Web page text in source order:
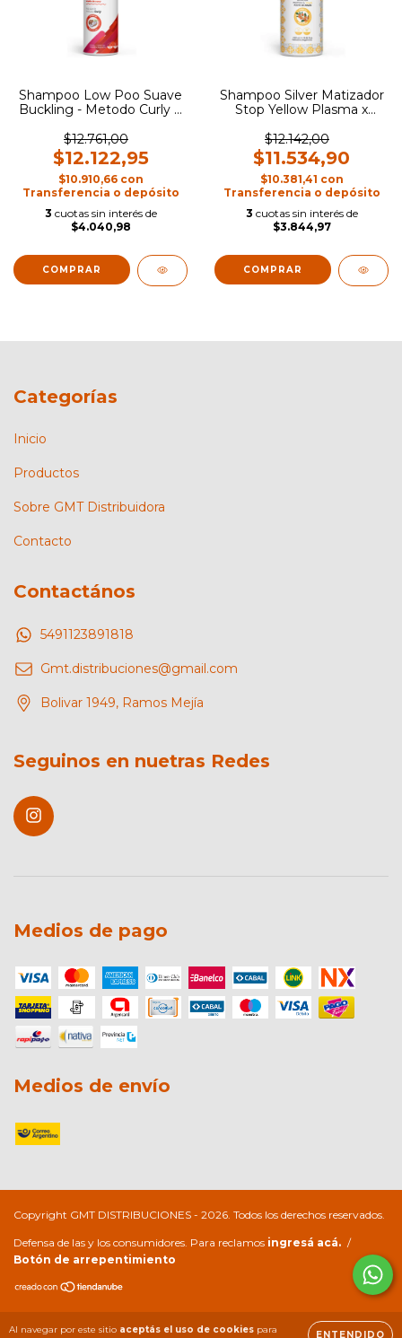
Al navegar por este sitio aceptás el uso de cookies para
ENTENDIDO
Shampoo Low Poo Suave
Buckling - Metodo Curly X
$12.761,00
$12.122,95
$10.910,66 con
Transferencia o depósito
3 cuotas sin interés de
$4.040,98
Shampoo Silver Matizador
Stop Yellow Plasma x
$12.142,00
$11.534,90
$10.381,41 con
Transferencia o depósito
3 cuotas sin interés de
$3.844,97
Categorías
Inicio
Productos
Sobre GMT Distribuidora
Contacto
Contactános
5491123891818
Gmt.distribuciones@gmail.com
Bolivar 1949, Ramos Mejía
Seguinos en nuetras Redes
Medios de pago
Medios de envío
Copyright GMT DISTRIBUCIONES - 2026. Todos los derechos reservados.
Defensa de las y los consumidores. Para reclamos ingresá acá. /
Botón de arrepentimiento